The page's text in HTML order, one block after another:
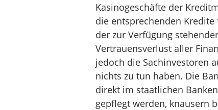
Kasinogeschäfte der
die entsprechenden
der zur Verfügung
Vertrauensverlust aller
jedoch die Sachinvestoren
nichts zu tun haben. Die
direkt im staatlichen
gepflegt werden, knausern